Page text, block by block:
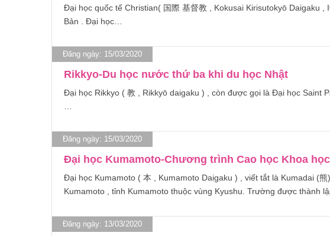
Đại học quốc tế Christian( 国際 基督教 , Kokusai Kirisutokyō Daigaku
Bản . Đại học…
Đăng ngày: 15/03/2020
Rikkyo-Du học nước thứ ba khi du học Nhật
Đại học Rikkyo ( 教 , Rikkyō daigaku ) , còn được gọi là Đại học Saint
Đăng ngày: 15/03/2020
Đại học Kumamoto-Chương trình Cao học Khoa
Đại học Kumamoto ( 本 , Kumamoto Daigaku ) , viết tắt là Kumadai (
Kumamoto , tỉnh Kumamoto thuộc vùng Kyushu. Trường được thành
Đăng ngày: 13/03/2020